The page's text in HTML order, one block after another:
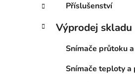
Příslušenství
Výprodej skladu
Snímače průtoku
Snímače teploty a